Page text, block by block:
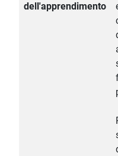
dell'apprendimento